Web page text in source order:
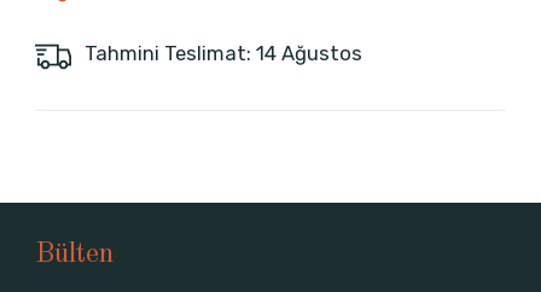
Tahmini Teslimat: 14 Ağustos
Bülten